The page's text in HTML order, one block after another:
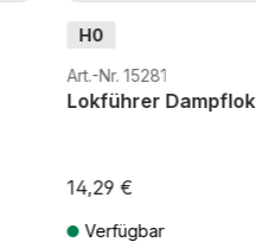
H0
Art.-Nr. 15281
Lokführer Dampflok
14,29 €
Verfügbar